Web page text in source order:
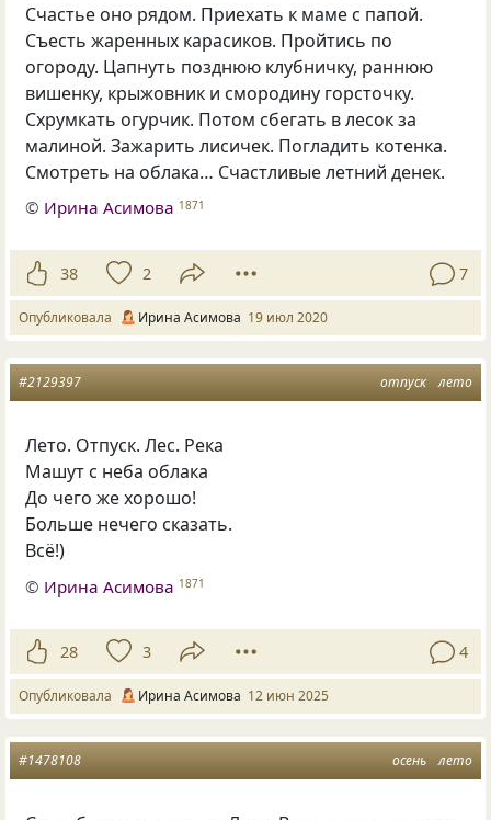
Счастье оно рядом. Приехать к маме с папой.
Съесть жаренных карасиков. Пройтись по
огороду. Цапнуть позднюю клубничку, раннюю
вишенку, крыжовник и смородину горсточку.
Схрумкать огурчик. Потом сбегать в лесок за
малиной. Зажарить лисичек. Погладить котенка.
Смотреть на облака… Счастливые летний денек.
© Ирина Асимова 1871
38 2 7
Опубликовала Ирина Асимова 19 июл 2020
отпуск лето
#2129397
Лето. Отпуск. Лес. Река
Машут с неба облака
До чего же хорошо!
Больше нечего сказать.
Всё!)
© Ирина Асимова 1871
28 3 4
Опубликовала Ирина Асимова 12 июн 2025
осень лето
#1478108